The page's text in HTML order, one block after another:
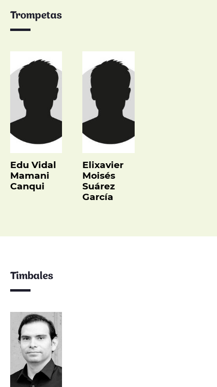
Trompetas
Edu Vidal
Mamani
Canqui
Elixavier
Moisés
Suárez
García
Timbales